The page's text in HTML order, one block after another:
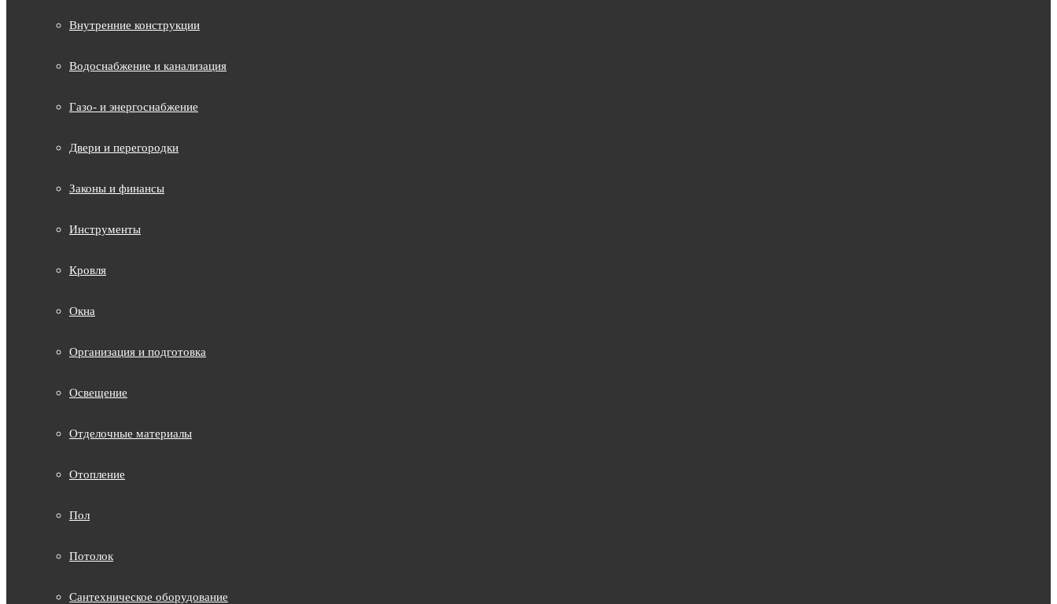
Внутренние конструкции
Водоснабжение и канализация
Газо- и энергоснабжение
Двери и перегородки
Законы и финансы
Инструменты
Кровля
Окна
Организация и подготовка
Освещение
Отделочные материалы
Отопление
Пол
Потолок
Сантехническое оборудование